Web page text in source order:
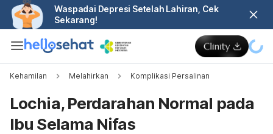
Waspadai Depresi Setelah Lahiran, Cek
Sekarang!
Kehamilan Melahirkan Komplikasi Persalinan
Lochia, Perdarahan Normal pada
Ibu Selama Nifas